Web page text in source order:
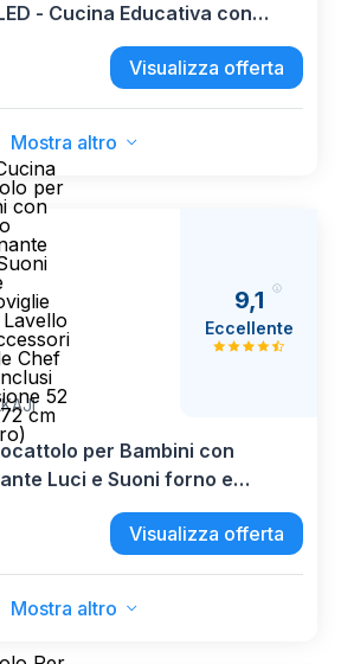
- Cucina Educativa con
e Accessori - Set da Gioco
Frigorifero e Utensili -
Visualizza offerta
Mostra altro
per
con
Chef
52
cm
9,1
Eccellente
per Bambini con
Luci e Suoni forno e
Lavello e 30 Accessori My
Dimensione 52 x 26 x 72
Visualizza offerta
Mostra altro